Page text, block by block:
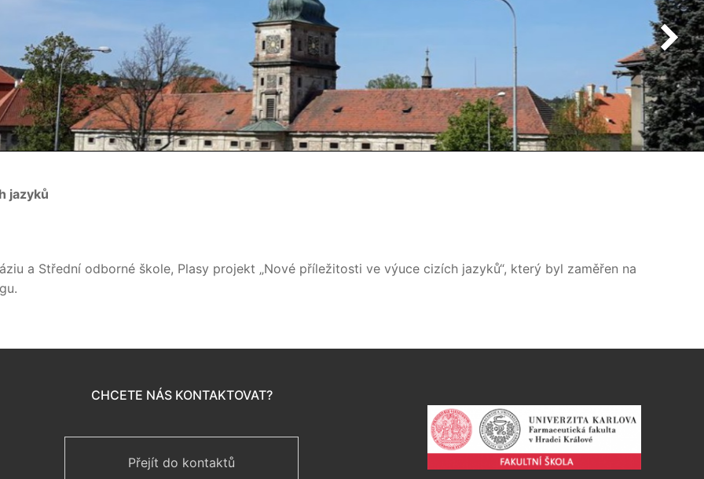
jazyků
a Střední odborné škole, Plasy projekt „Nové příležitosti ve výuce cizích jazyků“, který byl zaměřen na
CHCETE NÁS KONTAKTOVAT?
Přejít do kontaktů